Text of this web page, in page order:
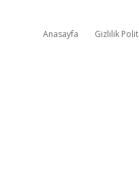
Anasayfa Gizlilik